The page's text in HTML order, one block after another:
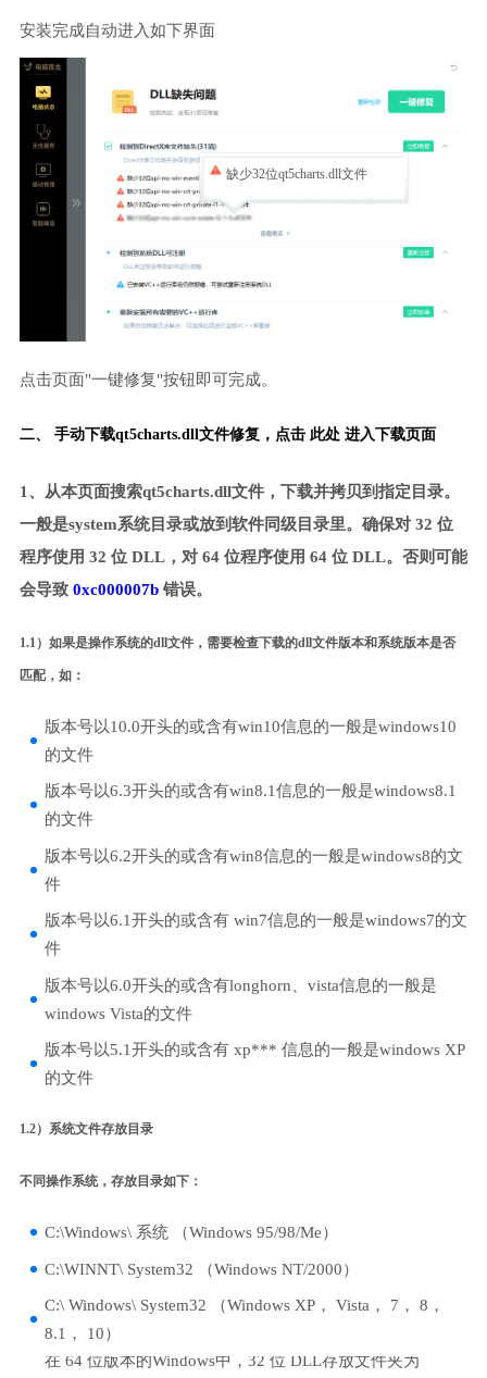
安装完成自动进入如下界面
缺少32位qt5charts.dll文件
点击页面"一键修复"按钮即可完成。
二、 手动下载qt5charts.dll文件修复， 点击 此处 进入下载页面
1、从本页面搜索qt5charts.dll文件，下载并拷贝到指定目录。
一般是system系统目录或放到软件同级目录里。确保对 32 位
程序使用 32 位 DLL，对 64 位程序使用 64 位 DLL。否则可能
会导致 0xc000007b错误。
1.1）如果是操作系统的dll文件，需要检查下载的dll文件版本和系统版本是否
匹配，如：
版本号以10.0开头的或含有win10信息的一般是windows10
的文件
版本号以6.3开头的或含有win8.1信息的一般是windows8.1
的文件
版本号以6.2开头的或含有win8信息的一般是windows8的文
件
版本号以6.1开头的或含有 win7信息的一般是windows7的文
件
版本号以6.0开头的或含有longhorn、vista信息的一般是
windows Vista的文件
版本号以5.1开头的或含有 xp*** 信息的一般是windows XP
的文件
1.2）系统文件存放目录
不同操作系统，存放目录如下：
C:\Windows\ 系统 （Windows 95/98/Me）
C:\WINNT\ System32 （Windows NT/2000）
C:\ Windows\ System32 （Windows XP， Vista， 7， 8，
8.1， 10）
在 64 位版本的Windows中，32 位 DLL存放文件夹为